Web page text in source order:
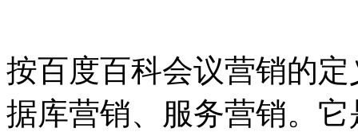
按百度百科会议营销的
据库营销、服务营销。